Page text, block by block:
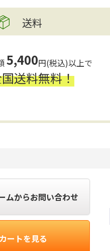
送料
5,400円(税込)以上で
送料無料！
ムからお問い合わせ
カートを見る